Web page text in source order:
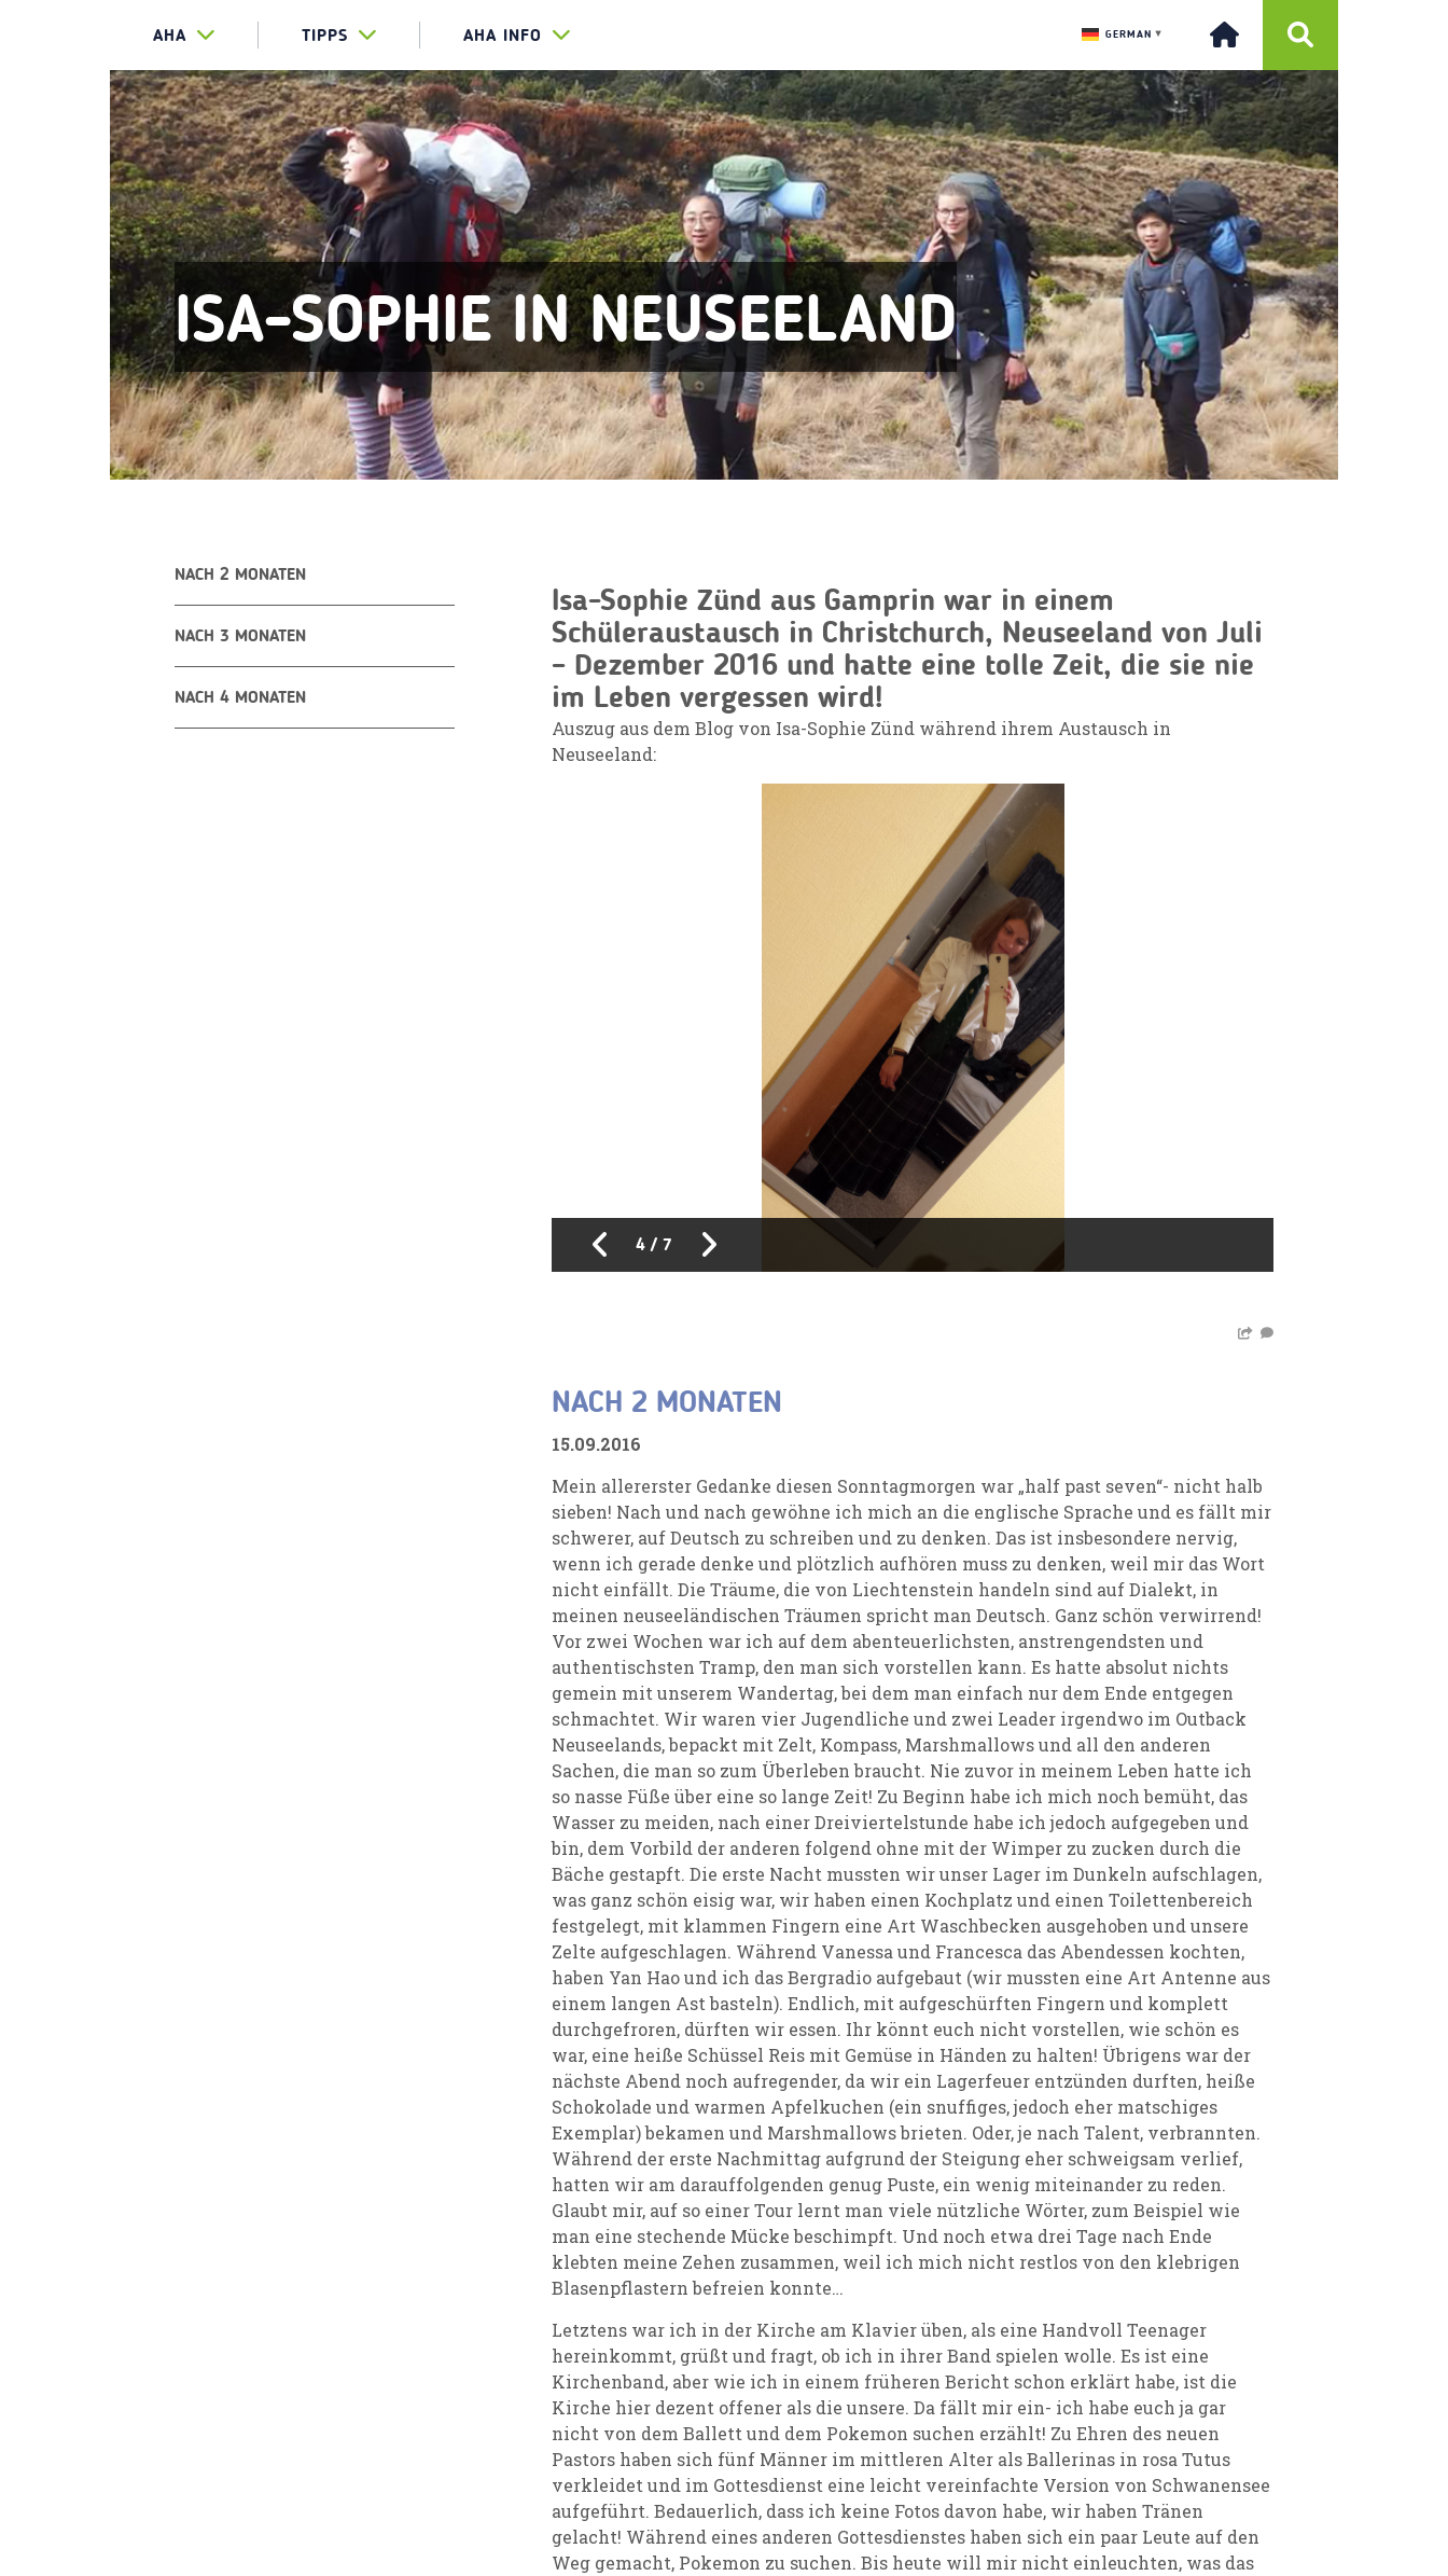
AHA TIPPS AHA INFO GERMAN ▼
ISA-SOPHIE IN NEUSEELAND
NACH 2 MONATEN
NACH 3 MONATEN
NACH 4 MONATEN
Isa-Sophie Zünd aus Gamprin war in einem
Schüleraustausch in Christchurch, Neuseeland von Juli
– Dezember 2016 und hatte eine tolle Zeit, die sie nie
im Leben vergessen wird!
Auszug aus dem Blog von Isa-Sophie Zünd während ihrem Austausch in
Neuseeland:
4 / 7
NACH 2 MONATEN
15.09.2016
Mein allererster Gedanke diesen Sonntagmorgen war „half past seven“- nicht halb
sieben! Nach und nach gewöhne ich mich an die englische Sprache und es fällt mir
schwerer, auf Deutsch zu schreiben und zu denken. Das ist insbesondere nervig,
wenn ich gerade denke und plötzlich aufhören muss zu denken, weil mir das Wort
nicht einfällt. Die Träume, die von Liechtenstein handeln sind auf Dialekt, in
meinen neuseeländischen Träumen spricht man Deutsch. Ganz schön verwirrend!
Vor zwei Wochen war ich auf dem abenteuerlichsten, anstrengendsten und
authentischsten Tramp, den man sich vorstellen kann. Es hatte absolut nichts
gemein mit unserem Wandertag, bei dem man einfach nur dem Ende entgegen
schmachtet. Wir waren vier Jugendliche und zwei Leader irgendwo im Outback
Neuseelands, bepackt mit Zelt, Kompass, Marshmallows und all den anderen
Sachen, die man so zum Überleben braucht. Nie zuvor in meinem Leben hatte ich
so nasse Füße über eine so lange Zeit! Zu Beginn habe ich mich noch bemüht, das
Wasser zu meiden, nach einer Dreiviertelstunde habe ich jedoch aufgegeben und
bin, dem Vorbild der anderen folgend ohne mit der Wimper zu zucken durch die
Bäche gestapft. Die erste Nacht mussten wir unser Lager im Dunkeln aufschlagen,
was ganz schön eisig war, wir haben einen Kochplatz und einen Toilettenbereich
festgelegt, mit klammen Fingern eine Art Waschbecken ausgehoben und unsere
Zelte aufgeschlagen. Während Vanessa und Francesca das Abendessen kochten,
haben Yan Hao und ich das Bergradio aufgebaut (wir mussten eine Art Antenne aus
einem langen Ast basteln). Endlich, mit aufgeschürften Fingern und komplett
durchgefroren, dürften wir essen. Ihr könnt euch nicht vorstellen, wie schön es
war, eine heiße Schüssel Reis mit Gemüse in Händen zu halten! Übrigens war der
nächste Abend noch aufregender, da wir ein Lagerfeuer entzünden durften, heiße
Schokolade und warmen Apfelkuchen (ein snuffiges, jedoch eher matschiges
Exemplar) bekamen und Marshmallows brieten. Oder, je nach Talent, verbrannten.
Während der erste Nachmittag aufgrund der Steigung eher schweigsam verlief,
hatten wir am darauffolgenden genug Puste, ein wenig miteinander zu reden.
Glaubt mir, auf so einer Tour lernt man viele nützliche Wörter, zum Beispiel wie
man eine stechende Mücke beschimpft. Und noch etwa drei Tage nach Ende
klebten meine Zehen zusammen, weil ich mich nicht restlos von den klebrigen
Blasenpflastern befreien konnte…
Letztens war ich in der Kirche am Klavier üben, als eine Handvoll Teenager
hereinkommt, grüßt und fragt, ob ich in ihrer Band spielen wolle. Es ist eine
Kirchenband, aber wie ich in einem früheren Bericht schon erklärt habe, ist die
Kirche hier dezent offener als die unsere. Da fällt mir ein- ich habe euch ja gar
nicht von dem Ballett und dem Pokemon suchen erzählt! Zu Ehren des neuen
Pastors haben sich fünf Männer im mittleren Alter als Ballerinas in rosa Tutus
verkleidet und im Gottesdienst eine leicht vereinfachte Version von Schwanensee
aufgeführt. Bedauerlich, dass ich keine Fotos davon habe, wir haben Tränen
gelacht! Während eines anderen Gottesdienstes haben sich ein paar Leute auf den
Weg gemacht, Pokemon zu suchen. Bis heute will mir nicht einleuchten, was das